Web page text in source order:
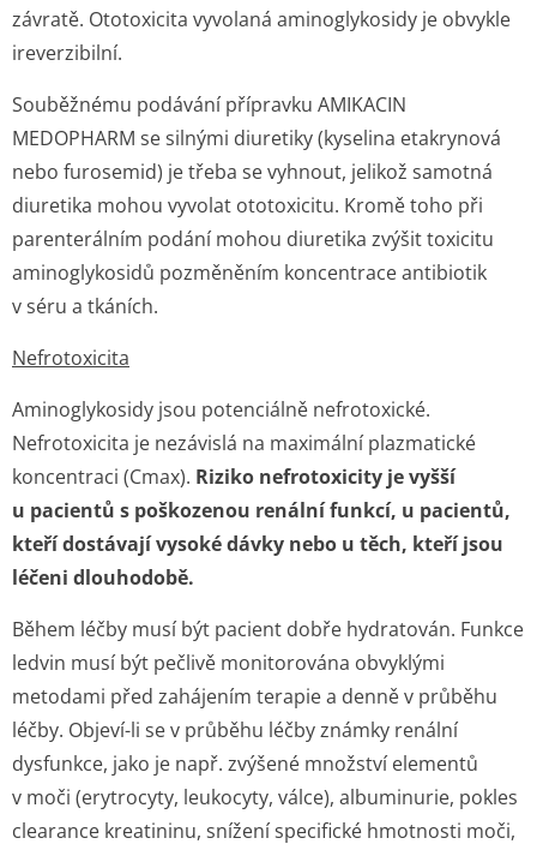
závratě. Ototoxicita vyvolaná aminoglykosidy je obvykle
ireverzibilní.
Souběžnému podávání přípravku AMIKACIN
MEDOPHARM se silnými diuretiky (kyselina etakrynová
nebo furosemid) je třeba se vyhnout, jelikož samotná
diuretika mohou vyvolat ototoxicitu. Kromě toho při
parenterálním podání mohou diuretika zvýšit toxicitu
aminoglykosidů pozměněním koncentrace antibiotik
v séru a tkáních.
Nefrotoxicita
Aminoglykosidy jsou potenciálně nefrotoxické.
Nefrotoxicita je nezávislá na maximální plazmatické
koncentraci (Cmax). Riziko nefrotoxicity je vyšší
u pacientů s poškozenou renální funkcí, u pacientů,
kteří dostávají vysoké dávky nebo u těch, kteří jsou
léčeni dlouhodobě.
Během léčby musí být pacient dobře hydratován. Funkce
ledvin musí být pečlivě monitorována obvyklými
metodami před zahájením terapie a denně v průběhu
léčby. Objeví-li se v průběhu léčby známky renální
dysfunkce, jako je např. zvýšené množství elementů
v moči (erytrocyty, leukocyty, válce), albuminurie, pokles
clearance kreatininu, snížení specifické hmotnosti moči,